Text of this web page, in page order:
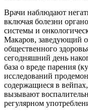
Врачи наблюдают
включая болезни
системы и
Макаров, заведующий
общественного
сегодняшний день
база о вреде парения
исследований
содержащиеся в
вызывают
регулярном